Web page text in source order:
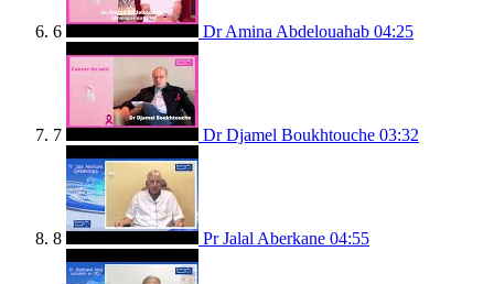
6 Dr Amina Abdelouahab 04:25
7 Dr Djamel Boukhtouche 03:32
8 Pr Jalal Aberkane 04:55